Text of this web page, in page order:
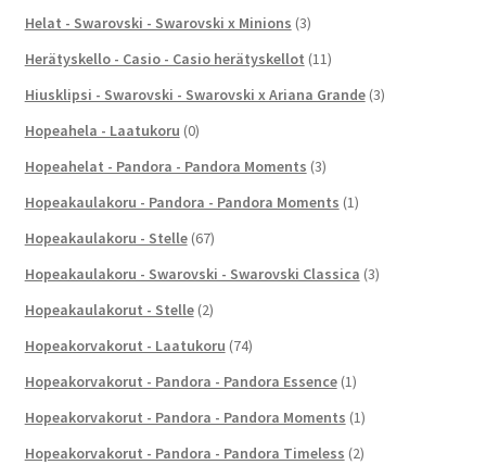
Helat - Swarovski - Swarovski x Minions (3)
Herätyskello - Casio - Casio herätyskellot (11)
Hiusklipsi - Swarovski - Swarovski x Ariana Grande (3)
Hopeahela - Laatukoru (0)
Hopeahelat - Pandora - Pandora Moments (3)
Hopeakaulakoru - Pandora - Pandora Moments (1)
Hopeakaulakoru - Stelle (67)
Hopeakaulakoru - Swarovski - Swarovski Classica (3)
Hopeakaulakorut - Stelle (2)
Hopeakorvakorut - Laatukoru (74)
Hopeakorvakorut - Pandora - Pandora Essence (1)
Hopeakorvakorut - Pandora - Pandora Moments (1)
Hopeakorvakorut - Pandora - Pandora Timeless (2)